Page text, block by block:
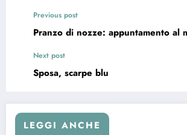
Previous post
Pranzo di nozze: appuntamento al
Next post
Sposa, scarpe blu
LEGGI ANCHE